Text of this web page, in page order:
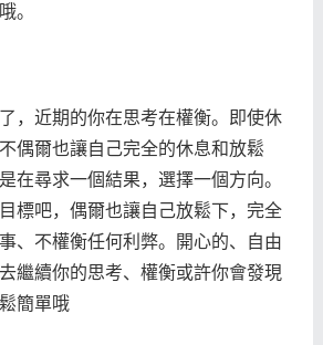
。
，近期的你在思考在權衡。即使休
偶爾也讓自己完全的休息和放鬆
在尋求一個結果，選擇一個方向。
標吧，偶爾也讓自己放鬆下，完全
、不權衡任何利弊。開心的、自由
繼續你的思考、權衡或許你會發現
簡單哦